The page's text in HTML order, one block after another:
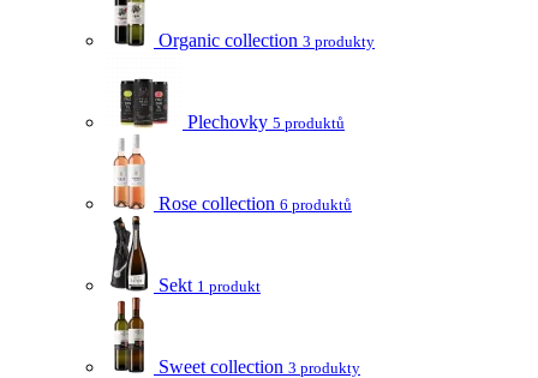
Organic collection 3 produkty
Plechovky 5 produktů
Rose collection 6 produktů
Sekt 1 produkt
Sweet collection 3 produkty